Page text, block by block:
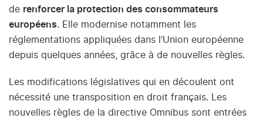
de renforcer la protection des consommateurs
européens. Elle modernise notamment les
réglementations appliquées dans l’Union européenne
depuis quelques années, grâce à de nouvelles règles.
Les modifications législatives qui en découlent ont
nécessité une transposition en droit français. Les
nouvelles règles de la directive Omnibus sont entrées